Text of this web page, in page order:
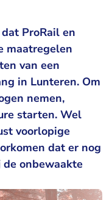
ProRail en
maatregelen
van een
in Lunteren. Om
nemen,
starten. Wel
voorlopige
dat er nog
onbewaakte